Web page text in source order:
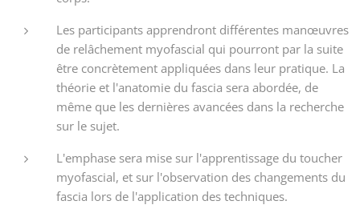
Les participants apprendront différentes manœuvres
de relâchement myofascial qui pourront par la suite
être concrètement appliquées dans leur pratique. La
théorie et l'anatomie du fascia sera abordée, de
même que les dernières avancées dans la recherche
sur le sujet.
L'emphase sera mise sur l'apprentissage du toucher
myofascial, et sur l'observation des changements du
fascia lors de l'application des techniques.